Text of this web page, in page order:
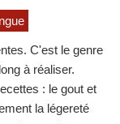
C'est le genre
à réaliser.
: le gout et
la légereté